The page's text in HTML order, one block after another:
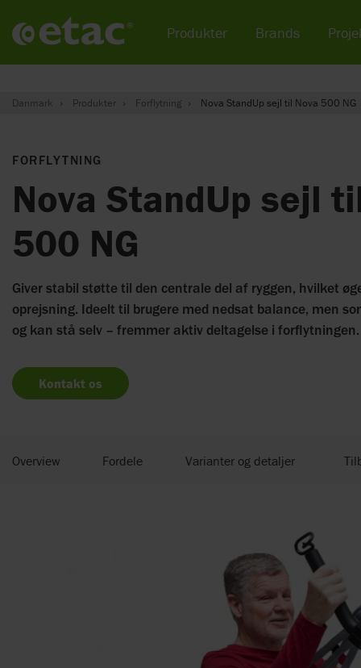
Danmark Produkter Forflytning Nova StandUp sejl til Nova 500 NG
FORFLYTNING
Nova StandUp sejl
500 NG
Giver stabil støtte til den centrale del af ryggen, hvilket
oprejsning. Ideelt til brugere med nedsat balance, men
og kan stå selv – fremmer aktiv deltagelse i forflytningen.
Kontakt os
Overview Fordele Varianter og detaljer
Produkter Brands